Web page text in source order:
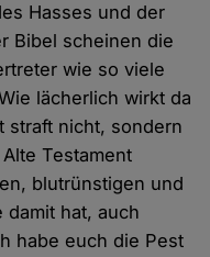
Hasses und der
Bibel scheinen die
wie so viele
lächerlich wirkt da
straft nicht, sondern
Testament
blutrünstigen und
damit hat, auch
habe euch die Pest